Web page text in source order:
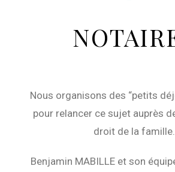
Nous organisons des “petits
pour relancer ce sujet auprès
droit de la famille.
Benjamin MABILLE et son